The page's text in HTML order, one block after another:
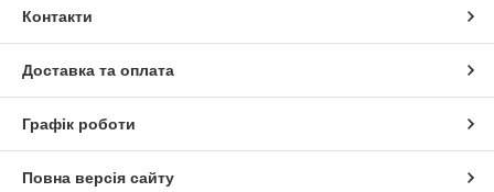
Контакти
Доставка та оплата
Графік роботи
Повна версія сайту